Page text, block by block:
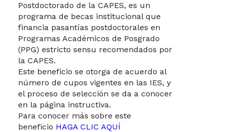
Postdoctorado de la CAPES, es un
programa de becas institucional que
financia pasantías postdoctorales en
Programas Académicos de Posgrado
(PPG) estricto sensu recomendados por
la CAPES.
Este beneficio se otorga de acuerdo al
número de cupos vigentes en las IES, y
el proceso de selección se da a conocer
en la página instructiva.
Para conocer más sobre este
beneficio HAGA CLIC AQUÍ